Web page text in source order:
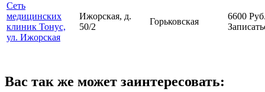
Сеть
медицинских
клиник Тонус,
ул. Ижорская
Ижорская, д.
50/2
Горьковская
6600
Вас так же может заинтересовать: